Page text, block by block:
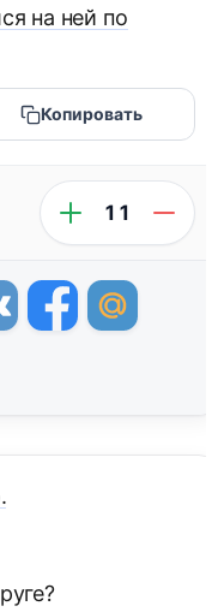
на ней по
Копировать
11